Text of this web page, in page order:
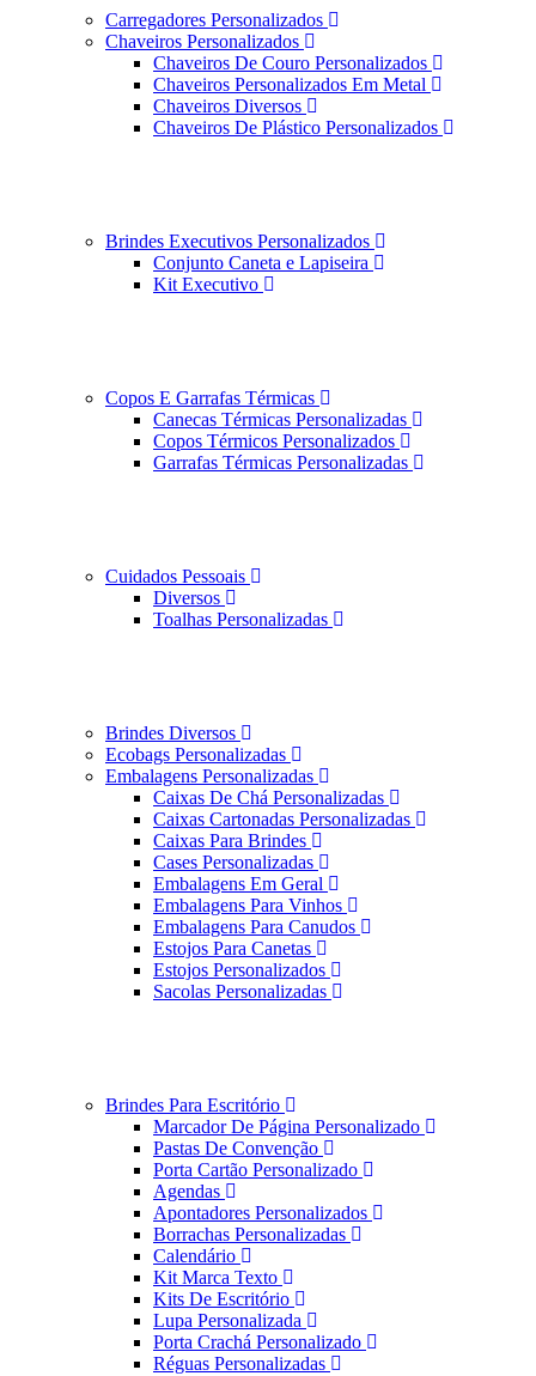
Carregadores Personalizados
Chaveiros Personalizados
Chaveiros De Couro Personalizados
Chaveiros Personalizados Em Metal
Chaveiros Diversos
Chaveiros De Plástico Personalizados
Brindes Executivos Personalizados
Conjunto Caneta e Lapiseira
Kit Executivo
Copos E Garrafas Térmicas
Canecas Térmicas Personalizadas
Copos Térmicos Personalizados
Garrafas Térmicas Personalizadas
Cuidados Pessoais
Diversos
Toalhas Personalizadas
Brindes Diversos
Ecobags Personalizadas
Embalagens Personalizadas
Caixas De Chá Personalizadas
Caixas Cartonadas Personalizadas
Caixas Para Brindes
Cases Personalizadas
Embalagens Em Geral
Embalagens Para Vinhos
Embalagens Para Canudos
Estojos Para Canetas
Estojos Personalizados
Sacolas Personalizadas
Brindes Para Escritório
Marcador De Página Personalizado
Pastas De Convenção
Porta Cartão Personalizado
Agendas
Apontadores Personalizados
Borrachas Personalizadas
Calendário
Kit Marca Texto
Kits De Escritório
Lupa Personalizada
Porta Crachá Personalizado
Réguas Personalizadas